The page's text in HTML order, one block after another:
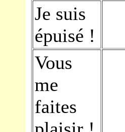
Je suis
épuisé !
Vous
me
faites